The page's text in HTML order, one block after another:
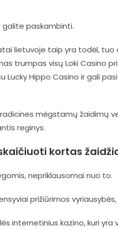
galite paskambinti.
lietuvoje taip yra todėl, tuo
trumpas visų Loki Casino
Hippo Casino ir gali
mėgstamų žaidimų
reginys.
kortas
nepriklausomai nuo to.
prižiūrimos vyriausybės,
internetinius kazino, kuri